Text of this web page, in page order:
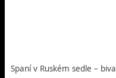
Spaní v Ruském sedle –